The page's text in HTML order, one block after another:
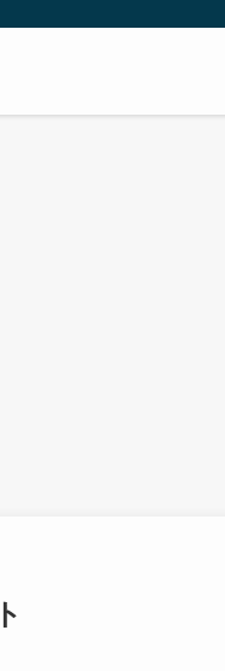
ください。